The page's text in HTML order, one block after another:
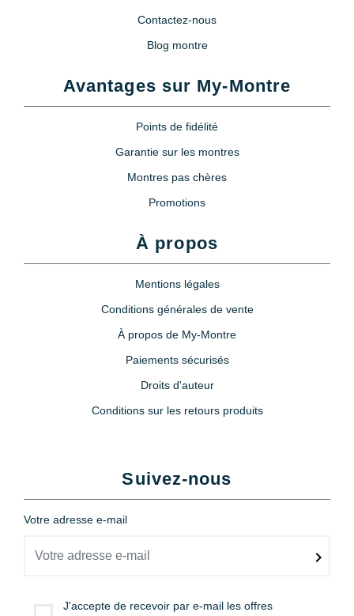
Contactez-nous
Blog montre
Avantages sur My-Montre
Points de fidélité
Garantie sur les montres
Montres pas chères
Promotions
À propos
Mentions légales
Conditions générales de vente
À propos de My-Montre
Paiements sécurisés
Droits d'auteur
Conditions sur les retours produits
Suivez-nous
Votre adresse e-mail
J'accepte de recevoir par e-mail les offres